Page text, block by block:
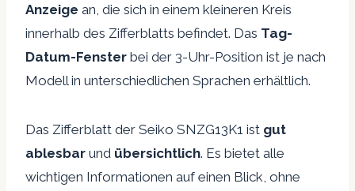
Anzeige an, die sich in einem kleineren Kreis
innerhalb des Zifferblatts befindet. Das Tag-
Datum-Fenster bei der 3-Uhr-Position ist je nach
Modell in unterschiedlichen Sprachen erhältlich.
Das Zifferblatt der Seiko SNZG13K1 ist gut
ablesbar und übersichtlich. Es bietet alle
wichtigen Informationen auf einen Blick, ohne